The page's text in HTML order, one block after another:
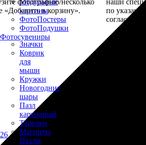
Модульные
картины
ФотоПостеры
ФотоПодушки
Фотоcувениры
Значки
Коврик
для
мыши
Кружки
Новогодние
шары
Пазл
картонный
Тарелки
Магниты
Пазлы
«Добавить в корзину».
по